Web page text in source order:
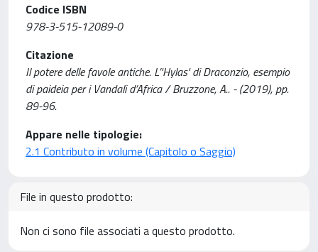
Codice ISBN
978-3-515-12089-0
Citazione
Il potere delle favole antiche. L’'Hylas' di Draconzio, esempio
di paideia per i Vandali d’Africa / Bruzzone, A.. - (2019), pp.
89-96.
Appare nelle tipologie:
2.1 Contributo in volume (Capitolo o Saggio)
File in questo prodotto:
Non ci sono file associati a questo prodotto.